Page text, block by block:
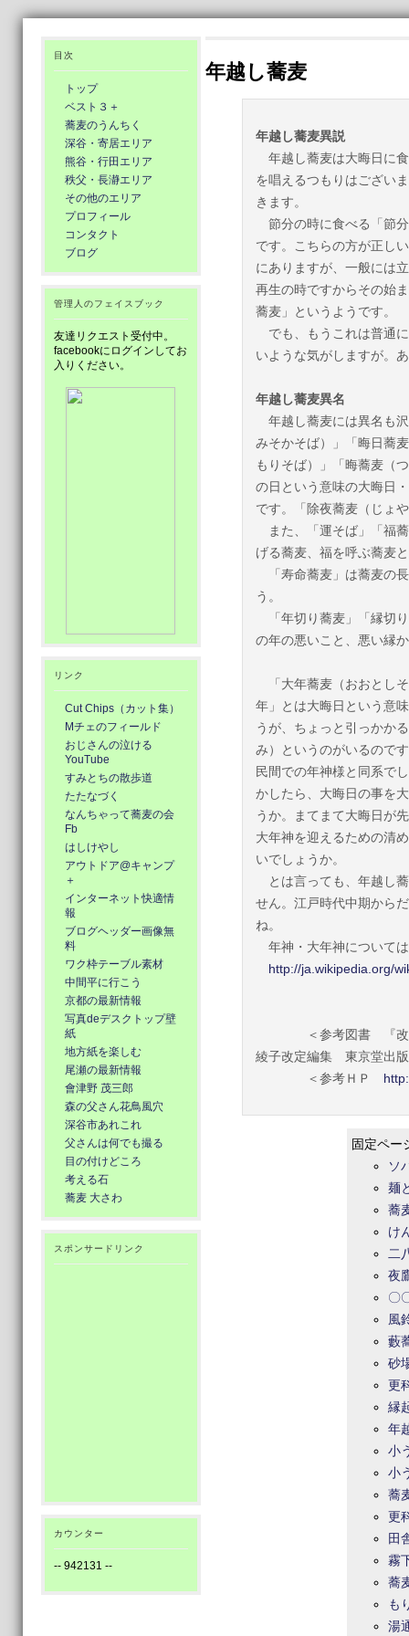
目次
トップ
ベスト３＋
蕎麦のうんちく
深谷・寄居エリア
熊谷・行田エリア
秩父・長瀞エリア
その他のエリア
プロフィール
コンタクト
ブログ
管理人のフェイスブック
友達リクエスト受付中。
facebookにログインしてお
入りください。
リンク
Cut Chips（カット集）
Mチェのフィールド
おじさんの泣ける
YouTube
すみとちの散歩道
たたなづく
なんちゃって蕎麦の会
Fb
はしけやし
アウトドア@キャンプ
＋
インターネット快適情
報
ブログヘッダー画像無
料
ワク枠テーブル素材
中間平に行こう
京都の最新情報
写真deデスクトップ壁
紙
地方紙を楽しむ
尾瀬の最新情報
會津野 茂三郎
森の父さん花鳥風穴
深谷市あれこれ
父さんは何でも撮る
目の付けどころ
考える石
蕎麦 大さわ
スポンサードリンク
カウンター
-- 942131 --
年越し蕎麦
年越し蕎麦異説
年越し蕎麦は大晦日に
を唱えるつもりはござい
きます。
節分の時に食べる「節
です。こちらの方が正し
にありますが、一般には
再生の時ですからその始
蕎麦」というようです。
でも、もうこれは普通
いような気がしますが。
年越し蕎麦異名
年越し蕎麦には異名も
みそかそば）」「晦日蕎
もりそば）」「晦蕎麦（
の日という意味の大晦日
です。「除夜蕎麦（じょ
また、「運そば」「福
げる蕎麦、福を呼ぶ蕎麦
「寿命蕎麦」は蕎麦の
う。
「年切り蕎麦」「縁切
の年の悪いこと、悪い縁
「大年蕎麦（おおとし
年」とは大晦日という意
うが、ちょっと引っかか
み）というのがいるので
民間での年神様と同系で
かしたら、大晦日の事を
うか。まてまて大晦日が
大年神を迎えるための清
いでしょうか。
とは言っても、年越し
せん。江戸時代中期から
ね。
年神・大年神について
http://ja.wikipedia.org/
＜参考図書 『改定
綾子改定編集 東京堂出
＜参考ＨＰ
固定ペー
ソ
麺
蕎
け
二
夜
〇
風
藪
砂
更
縁
年
小
小
蕎
更
田
霧
蕎
も
湯